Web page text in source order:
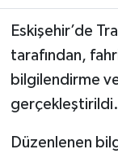
Eskişehir’de
tarafından,
bilgilendirme
gerçekleştirildi.
Düzenlenen